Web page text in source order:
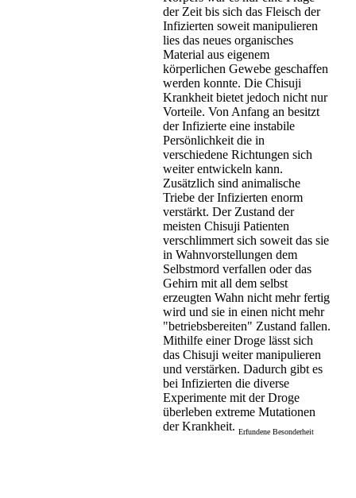
der Zeit bis sich das Fleisch der
Infizierten soweit manipulieren
lies das neues organisches
Material aus eigenem
körperlichen Gewebe geschaffen
werden konnte. Die Chisuji
Krankheit bietet jedoch nicht nur
Vorteile. Von Anfang an besitzt
der Infizierte eine instabile
Persönlichkeit die in
verschiedene Richtungen sich
weiter entwickeln kann.
Zusätzlich sind animalische
Triebe der Infizierten enorm
verstärkt. Der Zustand der
meisten Chisuji Patienten
verschlimmert sich soweit das sie
in Wahnvorstellungen dem
Selbstmord verfallen oder das
Gehirn mit all dem selbst
erzeugten Wahn nicht mehr fertig
wird und sie in einen nicht mehr
"betriebsbereiten" Zustand fallen.
Mithilfe einer Droge lässt sich
das Chisuji weiter manipulieren
und verstärken. Dadurch gibt es
bei Infizierten die diverse
Experimente mit der Droge
überleben extreme Mutationen
der Krankheit. Erfundene Besonderheit